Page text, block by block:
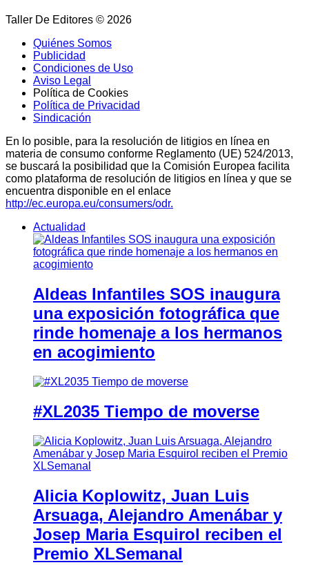
Taller De Editores © 2026
Quiénes Somos
Publicidad
Condiciones de Uso
Aviso Legal
Política de Cookies
Política de Privacidad
Sindicación
En lo posible, para la resolución de litigios en línea en
materia de consumo conforme Reglamento (UE) 524/2013,
se buscará la posibilidad que la Comisión Europea facilita
como plataforma de resolución de litigios en línea y que se
encuentra disponible en el enlace
http://ec.europa.eu/consumers/odr.
Actualidad
Aldeas Infantiles SOS inaugura
una exposición fotográfica que
rinde homenaje a los hermanos
en acogimiento
#XL2035 Tiempo de moverse
Alicia Koplowitz, Juan Luis
Arsuaga, Alejandro Amenábar y
Josep Maria Esquirol reciben el
Premio XLSemanal